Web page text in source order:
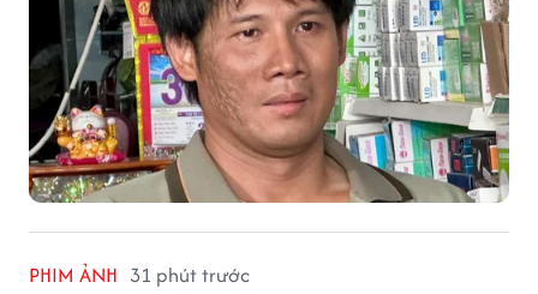
PHIM ẢNH 31 phút trước